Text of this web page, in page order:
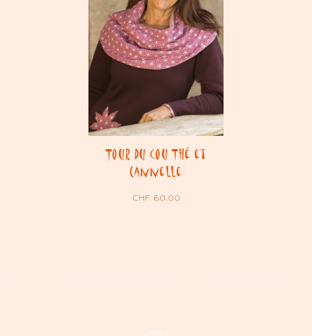
Tour du cou Thé et
Cannelle
CHF60.00